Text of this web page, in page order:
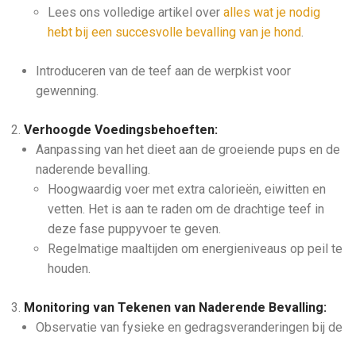
Lees ons volledige artikel over alles wat je nodig
hebt bij een succesvolle bevalling van je hond.
Introduceren van de teef aan de werpkist voor
gewenning.
Verhoogde Voedingsbehoeften:
Aanpassing van het dieet aan de groeiende pups en de
naderende bevalling.
Hoogwaardig voer met extra calorieën, eiwitten en
vetten. Het is aan te raden om de drachtige teef in
deze fase puppyvoer te geven.
Regelmatige maaltijden om energieniveaus op peil te
houden.
Monitoring van Tekenen van Naderende Bevalling:
Observatie van fysieke en gedragsveranderingen bij de